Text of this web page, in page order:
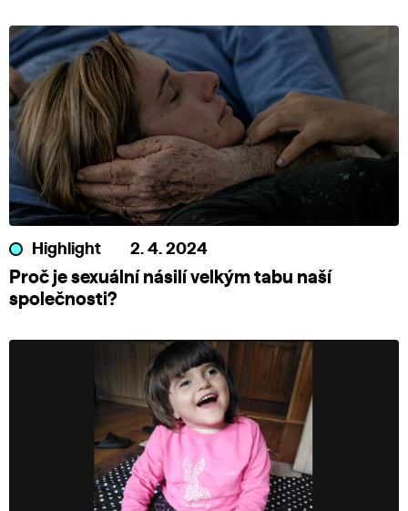
Highlight 2. 4. 2024
Proč je sexuální násilí velkým tabu naší
společnosti?